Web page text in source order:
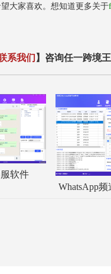
大家喜欢。想知道更多关于
系我们 】咨询任一跨境
软件
WhatsApp